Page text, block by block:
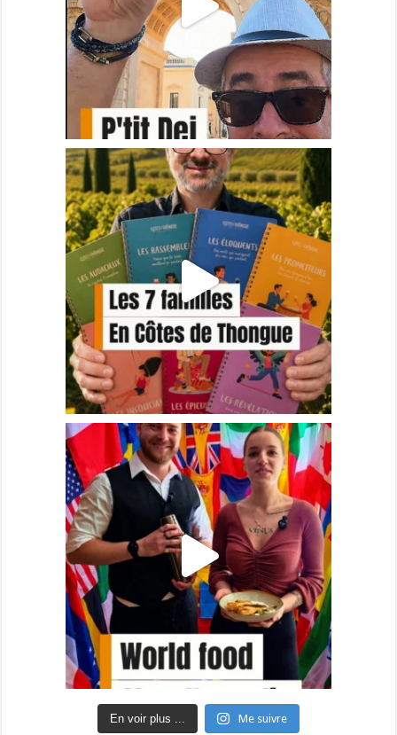
En voir plus ... Me suivre